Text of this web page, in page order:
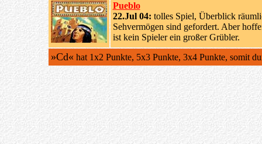
Pueblo
22.Jul 04: tolles Spiel, Überblick
Sehvermögen sind gefordert. Aber
ist kein Spieler ein großer Grübler.
»Cd« hat 1x2 Punkte, 5x3 Punkte, 3x4 Punkte, somit